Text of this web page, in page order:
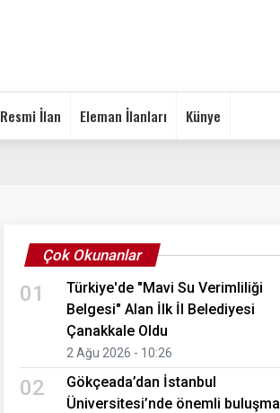
Resmi İlan Eleman İlanları Künye
Çok Okunanlar
01
Türkiye'de "Mavi Su Verimliliği
Belgesi" Alan İlk İl Belediyesi
Çanakkale Oldu
2 Ağu 2026 - 10:26
02
Gökçeada’dan İstanbul
Üniversitesi’nde önemli buluşma